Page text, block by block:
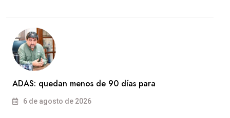
ADAS: quedan menos de 90 días para
6 de agosto de 2026